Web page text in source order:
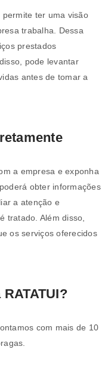
ter uma visão
trabalha. Dessa
prestados
pode levantar
antes de tomar a
a empresa e exponha
obter informações
a atenção e
tratado. Além disso,
os serviços oferecidos
com mais de 10